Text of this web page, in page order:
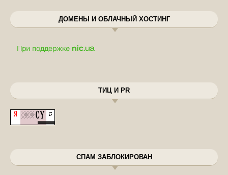
ДОМЕНЫ И ОБЛАЧНЫЙ ХОСТИНГ
ТИЦ И PR
СПАМ ЗАБЛОКИРОВАН